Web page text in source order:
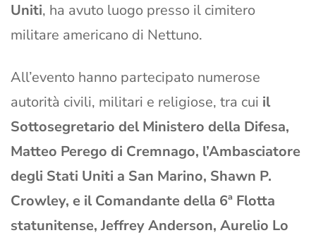
Uniti, ha avuto luogo presso il cimitero
militare americano di Nettuno.
All’evento hanno partecipato numerose
autorità civili, militari e religiose, tra cui il
Sottosegretario del Ministero della Difesa,
Matteo Perego di Cremnago, l’Ambasciatore
degli Stati Uniti a San Marino, Shawn P.
Crowley, e il Comandante della 6ª Flotta
statunitense, Jeffrey Anderson, Aurelio Lo